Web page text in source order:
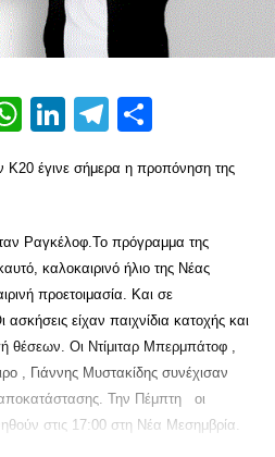
WhatsApp
LinkedInTelegram
Κ20 έγινε σήμερα η προπόνηση της
Ραγκέλοφ.Το πρόγραμμα της
καλοκαιρινό ήλιο της Νέας
προετοιμασία. Και σε
είχαν παιχνίδια κατοχής και
θέσεων. Οι Ντίμιταρ Μπερμπάτοφ ,
, Γιάννης Μυστακίδης συνέχισαν
Την Πέμπτη οι
στις 17:00 στη Νέα Μεσημβρία.